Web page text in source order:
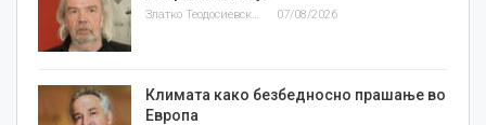
Златко Теодосиевски 07/08/2026
Климата како безбедносно прашање во
Европа